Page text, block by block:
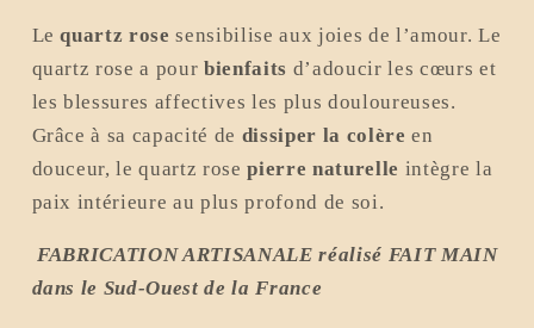
Lequartz rose sensibilise aux joies de l’amour. Le
quartz rose a pourbienfaits d’adoucir les cœurs et
les blessures affectives les plus douloureuses.
Grâce à sa capacité de dissiper la colère en
douceur, le quartz rosepierre naturelle intègre la
paix intérieure au plus profond de soi.
FABRICATION ARTISANALE réalisé FAIT MAIN
dans le Sud-Ouest de la France